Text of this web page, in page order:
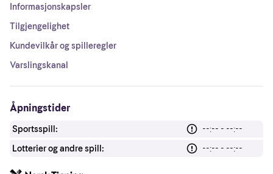
Informasjonskapsler
Tilgjengelighet
Kundevilkår og spilleregler
Varslingskanal
Åpningstider
Sportsspill:
--:-- - --:--
Lotterier og andre spill:
--:-- - --:--